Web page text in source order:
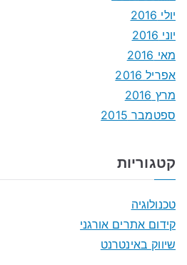
יולי 2016
יוני 2016
מאי 2016
אפריל 2016
מרץ 2016
ספטמבר 2015
קטגוריות
טכנולוגיה
קידום אתרים אורגני
שיווק באינטרנט